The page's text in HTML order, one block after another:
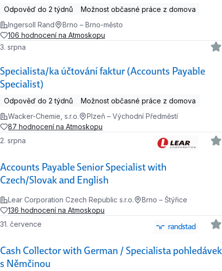
Odpověď do 2 týdnů
Možnost občasné práce z domova
Ingersoll Rand
Brno – Brno-město
106 hodnocení na Atmoskopu
Specialista/ka účtování faktur (Accounts Payable
Specialist)
3. srpna
Odpověď do 2 týdnů
Možnost občasné práce z domova
Wacker-Chemie, s.r.o.
Plzeň – Východní Předměstí
87 hodnocení na Atmoskopu
Accounts Payable Senior Specialist with
Czech/Slovak and English
2. srpna
Lear Corporation Czech Republic s.r.o.
Brno – Štýřice
136 hodnocení na Atmoskopu
Cash Collector with German / Specialista pohledávek
s Němčinou
31. července